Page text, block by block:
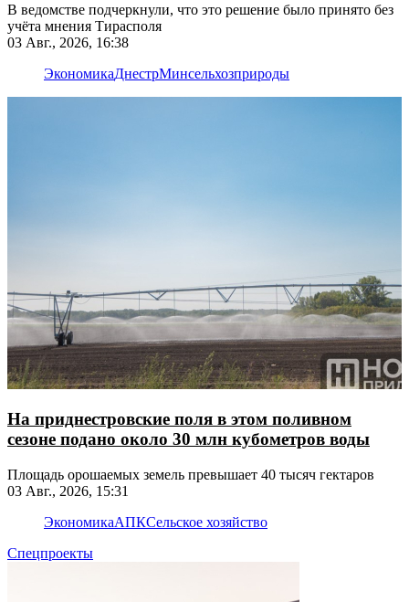
В ведомстве подчеркнули, что это решение было принято без
учёта мнения Тирасполя
03 Авг., 2026, 16:38
ЭкономикаДнестрМинсельхозприроды
На приднестровские поля в этом поливном
сезоне подано около 30 млн кубометров воды
Площадь орошаемых земель превышает 40 тысяч гектаров
03 Авг., 2026, 15:31
ЭкономикаАПКСельское хозяйство
Спецпроекты